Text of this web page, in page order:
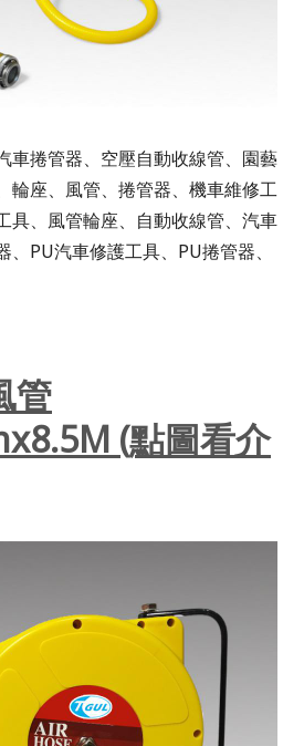
車捲管器、空壓自動收線管、園藝
輪座、風管、捲管器、機車維修工
具、風管輪座、自動收線管、汽車
PU汽車修護工具、PU捲管器、
管
(點圖看介